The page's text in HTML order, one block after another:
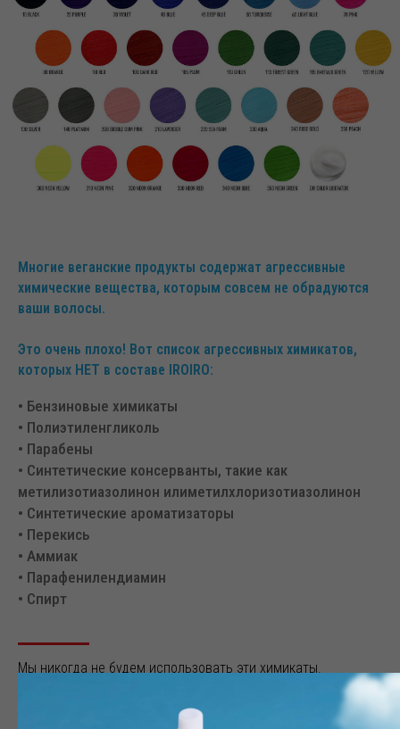
Многие веганские продукты содержат агрессивные
химические вещества, которым совсем не обрадуются
ваши волосы.
Это очень плохо! Вот список агрессивных химикатов,
которых НЕТ в составе IROIRO:
• Бензиновые химикаты
• Полиэтиленгликоль
• Парабены
• Синтетические консерванты, такие как
метилизотиазолинон илиметилхлоризотиазолинон
• Синтетические ароматизаторы
• Перекись
• Аммиак
• Парафенилендиамин
• Спирт
Мы никогда не будем использовать эти химикаты.